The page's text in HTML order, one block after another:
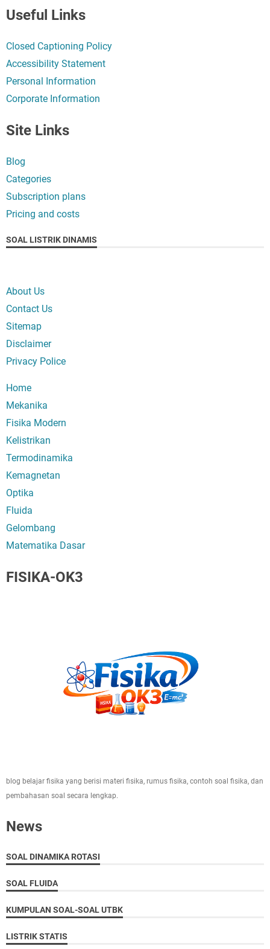
Useful Links
Closed Captioning Policy
Accessibility Statement
Personal Information
Corporate Information
Site Links
Blog
Categories
Subscription plans
Pricing and costs
SOAL LISTRIK DINAMIS
About Us
Contact Us
Sitemap
Disclaimer
Privacy Police
Home
Mekanika
Fisika Modern
Kelistrikan
Termodinamika
Kemagnetan
Optika
Fluida
Gelombang
Matematika Dasar
FISIKA-OK3
blog belajar fisika yang berisi materi fisika, rumus fisika, contoh soal fisika, dan
pembahasan soal secara lengkap.
News
SOAL DINAMIKA ROTASI
SOAL FLUIDA
KUMPULAN SOAL-SOAL UTBK
LISTRIK STATIS